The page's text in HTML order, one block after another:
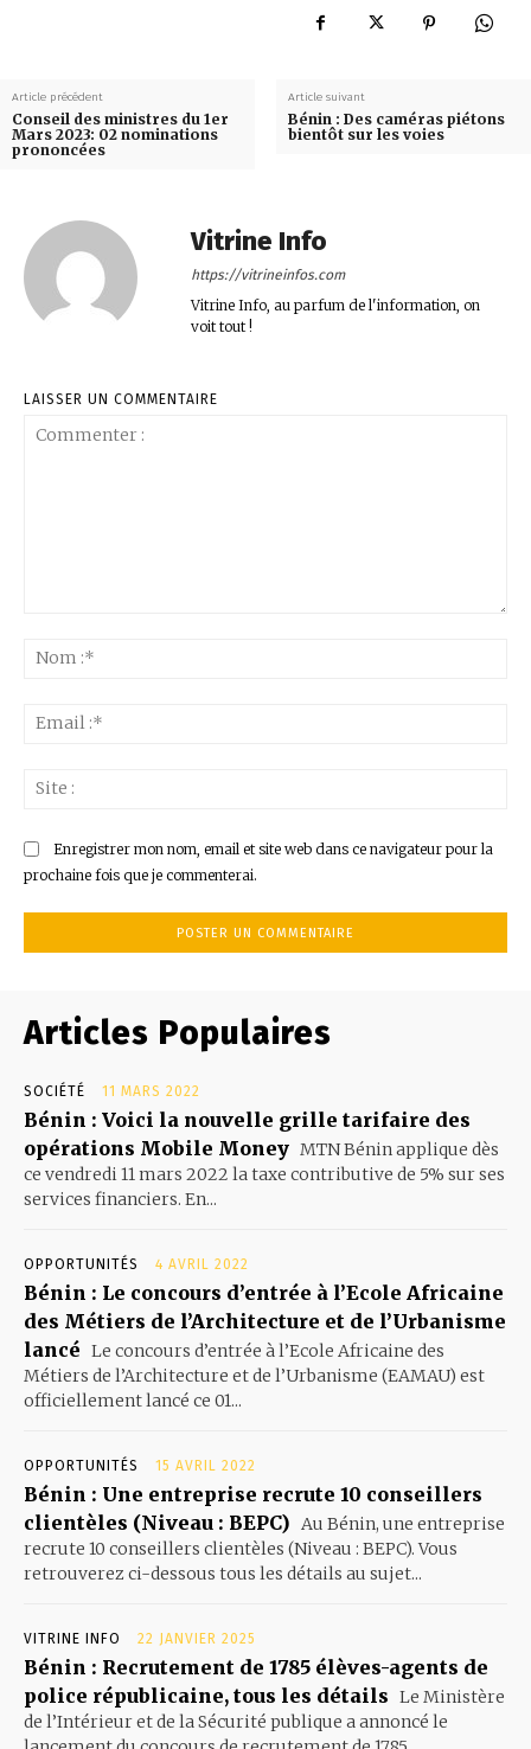
Article précédent
Conseil des ministres du 1er
Mars 2023: 02 nominations
prononcées
Article suivant
Bénin : Des caméras piétons
bientôt sur les voies
Vitrine Info
https://vitrineinfos.com
Vitrine Info, au parfum de l'information, on
voit tout !
LAISSER UN COMMENTAIRE
Enregistrer mon nom, email et site web dans ce navigateur pour la
prochaine fois que je commenterai.
Articles Populaires
SOCIÉTÉ 11 MARS 2022
Bénin : Voici la nouvelle grille tarifaire des
opérations Mobile Money MTN Bénin applique dès
ce vendredi 11 mars 2022 la taxe contributive de 5% sur ses
services financiers. En...
OPPORTUNITÉS 4 AVRIL 2022
Bénin : Le concours d’entrée à l’Ecole Africaine
des Métiers de l’Architecture et de l’Urbanisme
lancé Le concours d’entrée à l’Ecole Africaine des
Métiers de l’Architecture et de l’Urbanisme (EAMAU) est
officiellement lancé ce 01...
OPPORTUNITÉS 15 AVRIL 2022
Bénin : Une entreprise recrute 10 conseillers
clientèles (Niveau : BEPC) Au Bénin, une entreprise
recrute 10 conseillers clientèles (Niveau : BEPC). Vous
retrouverez ci-dessous tous les détails au sujet...
VITRINE INFO 22 JANVIER 2025
Bénin : Recrutement de 1785 élèves-agents de
police républicaine, tous les détails Le Ministère
de l’Intérieur et de la Sécurité publique a annoncé le